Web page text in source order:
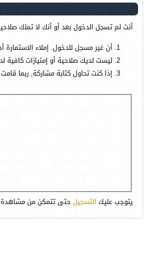
أنت لم تسجل الدخول بعد أو أنك لا تملك
أن غير مسجل للدخول. إملاء
ليست لديك صلاحية أو إمتيازات
إذا كنت تحاول كتابة مشاركة, ربما
يتوجب عليك التسجيلحتى تتمكن من